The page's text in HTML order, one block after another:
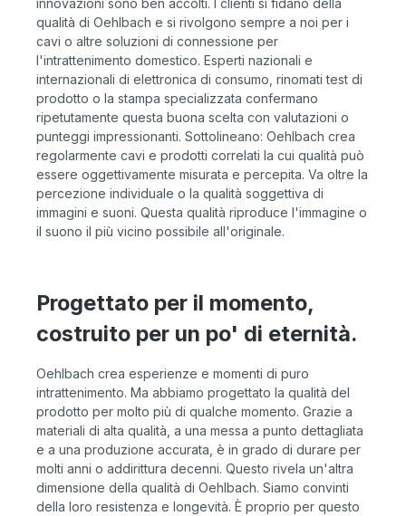
innovazioni sono ben accolti. I clienti si fidano della
qualità di Oehlbach e si rivolgono sempre a noi per i
cavi o altre soluzioni di connessione per
l'intrattenimento domestico. Esperti nazionali e
internazionali di elettronica di consumo, rinomati test di
prodotto o la stampa specializzata confermano
ripetutamente questa buona scelta con valutazioni o
punteggi impressionanti. Sottolineano: Oehlbach crea
regolarmente cavi e prodotti correlati la cui qualità può
essere oggettivamente misurata e percepita. Va oltre la
percezione individuale o la qualità soggettiva di
immagini e suoni. Questa qualità riproduce l'immagine o
il suono il più vicino possibile all'originale.
Progettato per il momento,
costruito per un po' di eternità.
Oehlbach crea esperienze e momenti di puro
intrattenimento. Ma abbiamo progettato la qualità del
prodotto per molto più di qualche momento. Grazie a
materiali di alta qualità, a una messa a punto dettagliata
e a una produzione accurata, è in grado di durare per
molti anni o addirittura decenni. Questo rivela un'altra
dimensione della qualità di Oehlbach. Siamo convinti
della loro resistenza e longevità. È proprio per questo